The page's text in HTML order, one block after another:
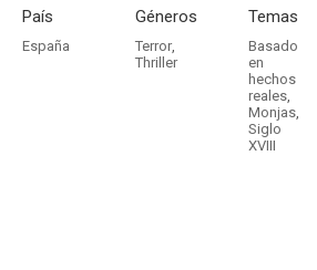
País
España
Géneros
Terror,
Thriller
Temas
Basado
en
hechos
reales,
Monjas,
Siglo
XVIII